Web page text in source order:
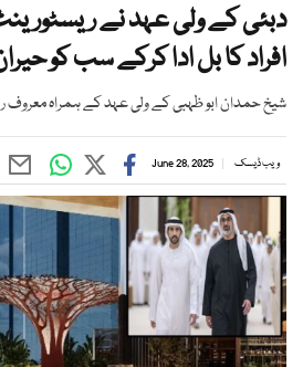
دبئی کے ولی عہد نے
افراد کا بل ادا کرکے سب کو
شیخ حمدان ابو ظہبی کے ولی عہد کے ہمراہ معروف
ویب ڈیسک June 28, 2025